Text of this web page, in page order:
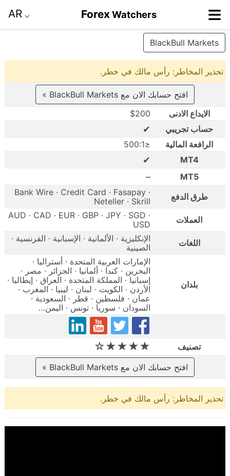
≡
Forex Watchers
⌵
AR
BlackBull Markets
تحذير المخاطر: رأس مالك في خطر.
افتح حسابك الان مع BlackBull Markets »
الايداع الادنى
$200
حساب تجريبي
✔
الرافعة المالية
≤500:1
MT4
✔
MT5
–
طرق الدفع
Bank Wire · Credit Card · Fasapay ·
Neteller · Skrill
العملات
AUD · CAD · EUR · GBP · JPY · SGD ·
USD
اللغات
الإنكليزية · الألمانية · الإسبانية · الفرنسية ·
الصينية
بلدان
الإمارات العربية المتحدة · أستراليا ·
البحرين · كندا · ألمانيا · الجزائر · مصر ·
إسبانيا · المملكة المتحدة · العراق · إيطاليا ·
الأردن · الكويت · لبنان · ليبيا · المغرب ·
عمان · فلسطين · قطر · السعودية ·
السودان · سوريا · تونس · اليمن…
تصنيف ★★★★☆
افتح حسابك الان مع BlackBull Markets »
تحذير المخاطر: رأس مالك في خطر.